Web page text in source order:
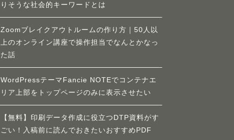
りそうな社会的キーワードとは
Zoomブレイクアウトルームの作り方｜50人以
上のオンライン講座で操作担当でなんとかなっ
た話
WordPressテーマFancie NOTEでコンテナエ
リア上部をトップページのみに表示させたい
【無料】印刷データ作成に役立つDTP資料がす
ごい！入稿前に読んでおきたいおすすめPDF